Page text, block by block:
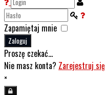
Zapamiętaj mnie
Zaloguj
Proszę czekać...
Nie masz konta? Zarejestruj się
×